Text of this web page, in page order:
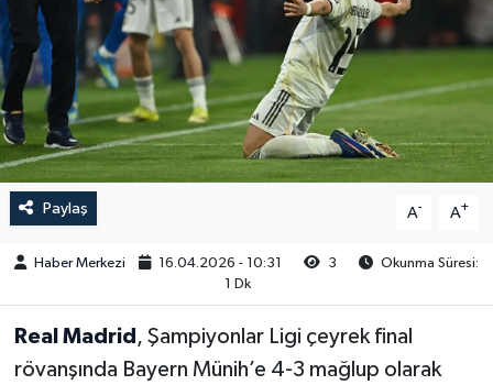
Paylaş A- A+
Haber Merkezi 16.04.2026 - 10:31 3
Okunma Süresi:
1 Dk
Real Madrid , Şampiyonlar Ligi çeyrek final
rövanşında Bayern Münih’e 4-3 mağlup olarak